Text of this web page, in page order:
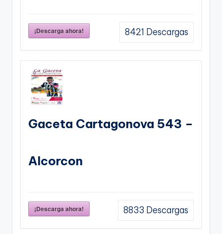
¡Descarga ahora! 8421 Descargas
Gaceta Cartagonova 543 –
Alcorcon
¡Descarga ahora! 8833 Descargas